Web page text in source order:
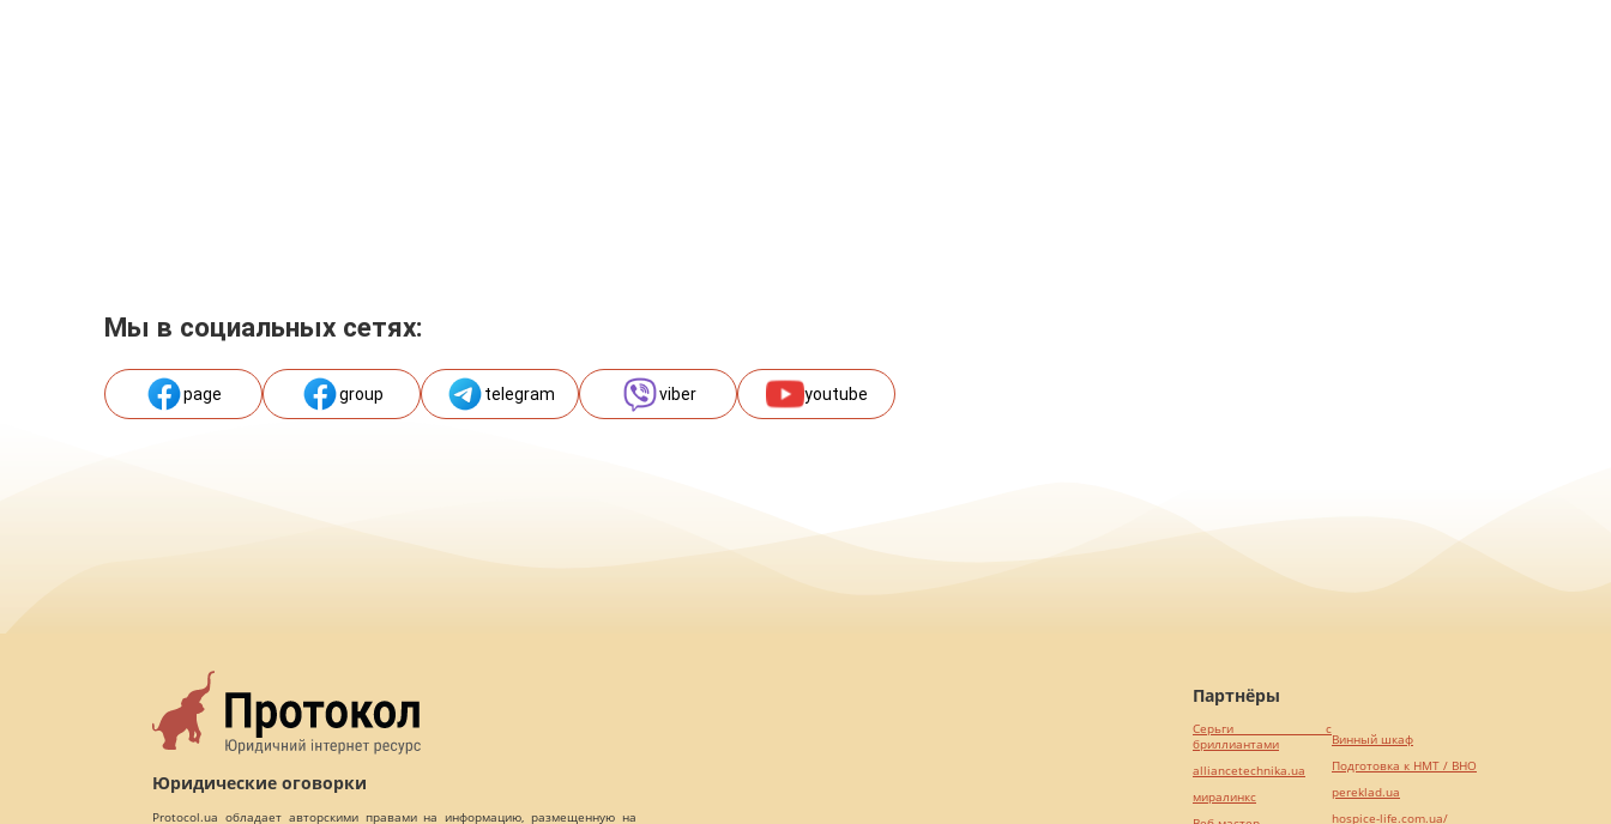
Мы в социальных сетях:
page group telegram viber youtube
Юридические оговорки
Protocol.ua обладает авторскими правами на информацию, размещенную на
Партнёры
Серьги с
бриллиантами
alliancetechnika.ua
миралинкс
Винный шкаф
Подготовка к НМТ / ВНО
pereklad.ua
hospice-life.com.ua/